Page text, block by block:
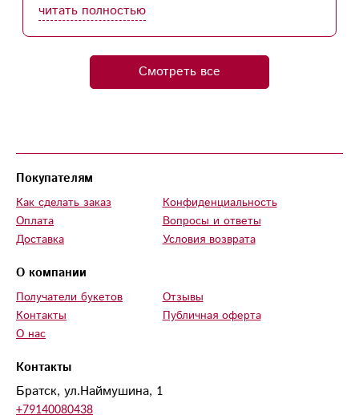
читать полностью
Смотреть все
Контакты
Братск, ул.Наймушина, 1
+79140080438
Покупателям
Как сделать заказ
Оплата
Доставка
Конфиденциальность
Вопросы и ответы
Условия возврата
О компании
Получатели букетов
Контакты
О нас
Отзывы
Публичная оферта